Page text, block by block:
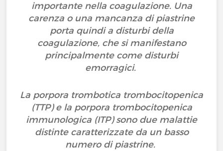
importante nella coagulazione. Una
carenza o una mancanza di piastrine
porta quindi a disturbi della
coagulazione, che si manifestano
principalmente come disturbi
emorragici.
La porpora trombotica trombocitopenica
(TTP) e la porpora trombocitopenica
immunologica (ITP) sono due malattie
distinte caratterizzate da un basso
numero di piastrine.